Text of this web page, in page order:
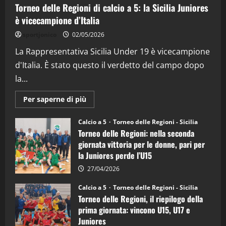
"SportEmpire" in Podcast
“SportEmpire” in Podcast: 26^ Puntata
08/04/2026
Torneo delle Regioni di calcio a 5: la Sicilia Juniores
è vicecampione d’Italia
02/05/2026
La Rappresentativa Sicilia Under 19 è vicecampione
d'Italia. È stato questo il verdetto del campo dopo
la...
Per saperne di più
informazioni
Torneo
delle
Regioni
di
calcio
a
5:
la
Juniores
è
vicecampione
d’Italia
Calcio a 5 Torneo delle Regioni - Sicilia
Torneo delle Regioni: nella seconda
giornata vittoria per le donne, pari per
la Juniores perde l’U15
27/04/2026
Calcio a 5 Torneo delle Regioni - Sicilia
Torneo delle Regioni, il riepilogo della
prima giornata: vincono U15, U17 e
Juniores